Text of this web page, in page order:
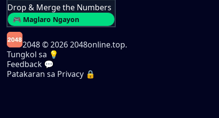
Drop & Merge the Numbers
🎮 Maglaro Ngayon
2048© 2026 2048online.top.
Tungkol sa 💡
Feedback 💬
Patakaran sa Privacy 🔒